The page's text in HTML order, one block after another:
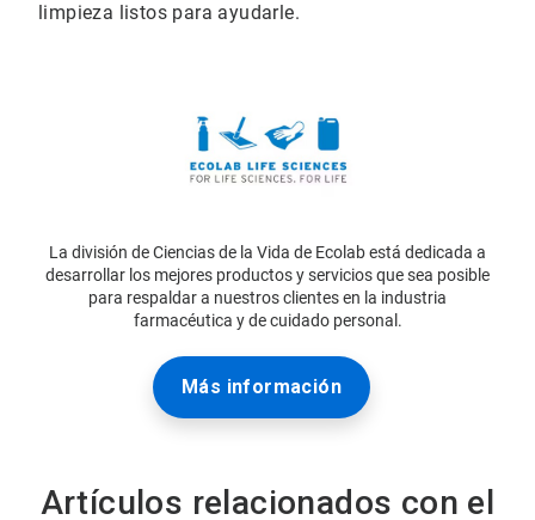
limpieza listos para ayudarle.
La división de Ciencias de la Vida de Ecolab está dedicada a
desarrollar los mejores productos y servicios que sea posible
para respaldar a nuestros clientes en la industria
farmacéutica y de cuidado personal.
Más información
Artículos relacionados con el